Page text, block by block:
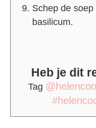
Schep de
basilicum.
Heb je dit
Tag